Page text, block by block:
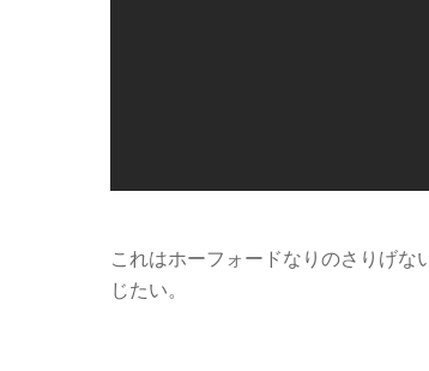
これはホーフォードなりのさりげ
じたい。